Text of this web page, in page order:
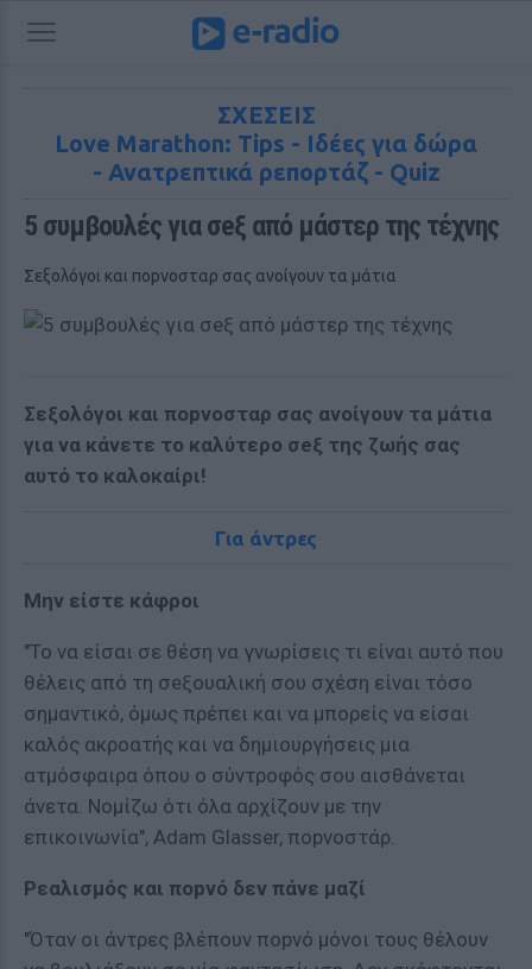
ΣΧΕΣΕΙΣ
Love Marathon: Tips - Ιδέες για δώρα
- Ανατρεπτικά ρεπορτάζ - Quiz
5 συμβουλές για σeξ από μάστερ της τέχνης
Σεξολόγοι και ποpνοσταρ σας ανοίγουν τα μάτια
Σεξολόγοι και ποpνοσταρ σας ανοίγουν τα μάτια
για να κάνετε το καλύτερο σeξ της ζωής σας
αυτό το καλοκαίρι!
Για άντρες
Μην είστε κάφροι
"Το να είσαι σε θέση να γνωρίσεις τι είναι αυτό που
θέλεις από τη σeξουαλική σου σχέση είναι τόσο
σημαντικό, όμως πρέπει και να μπορείς να είσαι
καλός ακροατής και να δημιουργήσεις μια
ατμόσφαιρα όπου ο σύντροφός σου αισθάνεται
άνετα. Νομίζω ότι όλα αρχίζουν με την
επικοινωνία", Adam Glasser, ποpνοστάρ.
Ρεαλισμός και ποpνό δεν πάνε μαζί
"Όταν οι άντρες βλέπουν ποpνό μόνοι τους θέλουν